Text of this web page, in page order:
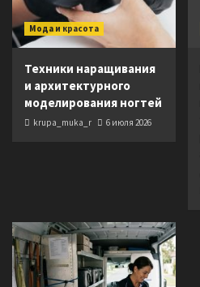
Мода и красота
Техники наращивания
и архитектурного
моделирования ногтей
krupa_muka_r 6 июля 2026